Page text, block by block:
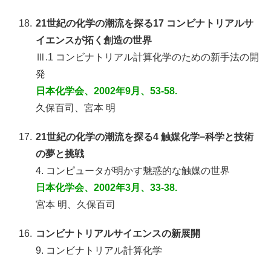
18. 21世紀の化学の潮流を探る17 コンビナトリアルサ
イエンスが拓く創造の世界
Ⅲ.1 コンビナトリアル計算化学のための新手法の開
発
日本化学会、2002年9月、53-58.
久保百司、宮本 明
17. 21世紀の化学の潮流を探る4 触媒化学−科学と技術
の夢と挑戦
4. コンピュータが明かす魅惑的な触媒の世界
日本化学会、2002年3月、33-38.
宮本 明、久保百司
16. コンビナトリアルサイエンスの新展開
9. コンビナトリアル計算化学